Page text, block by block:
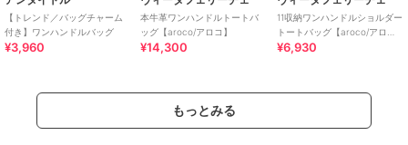
【トレンド／バッグチャーム
付き】ワンハンドルバッグ
¥3,960
本牛革ワンハンドルトートバ
ッグ【aroco/アロコ】
¥14,300
11収納ワンハンドルショルダー
トートバッグ【aroco/アロ
コ】
¥6,930
もっとみる